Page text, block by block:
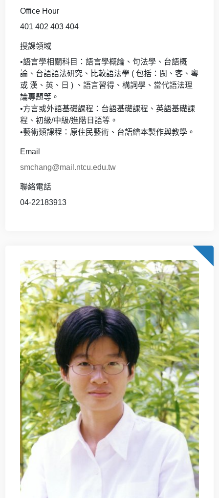
Office Hour
401 402 403 404
授課領域
•語言學相關科目：語言學概論、句法學、台語概
論、台語語法研究、比較語法學 ( 包括：閩、客、粵
或 漢、英、日 ) 、語言習得、構詞學、當代語法理
論專題等。
•方言或外語基礎課程：台語基礎課程、英語基礎課
程、初級/中級/進階日語等。
•藝術類課程：原住民藝術、台語繪本製作與教學。
Email
smchang@mail.ntcu.edu.tw
聯絡電話
04-22183913